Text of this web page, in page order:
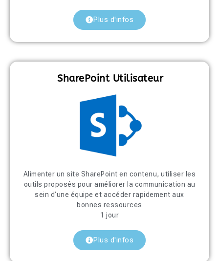
Plus d'infos
SharePoint Utilisateur
Alimenter un site SharePoint en contenu, utiliser les
outils proposés pour améliorer la communication au
sein d’une équipe et accéder rapidement aux
bonnes ressources
1 jour
Plus d'infos